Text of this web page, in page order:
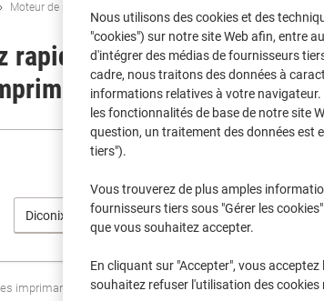
Moteur de recherche d'encre et toner
rapidement les cartouches
Diconix Diconix
imprimantes listées et/ou les cartouches précédemment
Nous utilisons des cookies et des
"cookies") sur notre site Web afin, entre
d'intégrer des médias de fournisseurs
cadre, nous traitons des données à
informations relatives à votre
les fonctionnalités de base de notre site
question, un traitement des données est
tiers").
Vous trouverez de plus amples
fournisseurs tiers sous "Gérer les
que vous souhaitez accepter.
En cliquant sur "Accepter", vous
souhaitez refuser l'utilisation des cookies